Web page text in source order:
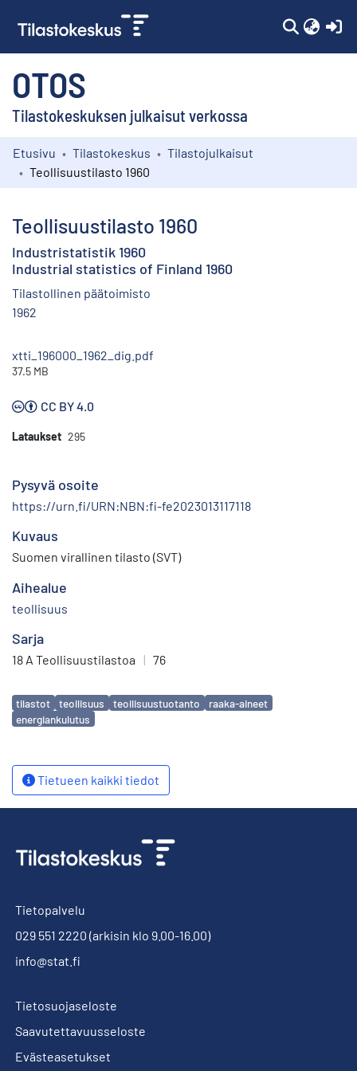
OTOS
Tilastokeskuksen julkaisut verkossa
Kokoelmat
Etusivu Tilastokeskus
Tilastojulkaisut
Teollisuustilasto 1960
Teollisuustilasto 1960
Industristatistik 1960
Industrial statistics of Finland 1960
Tilastollinen päätoimisto
1962
xtti_196000_1962_dig.pdf
37.5 MB
CC BY 4.0
Lataukset 295
Pysyvä osoite
https://urn.fi/URN:NBN:fi-fe2023013117118
Kuvaus
Suomen virallinen tilasto (SVT)
Aihealue
teollisuus
Sarja
18 A Teollisuustilastoa | 76
Avainsanat
tilastot teollisuus teollisuustuotanto
raaka-aineet
energiankulutus
Tietueen kaikki tiedot
Tietopalvelu
029 551 2220 (arkisin klo 9.00-16.00)
info@stat.fi
Tietosuojaseloste
Saavutettavuusseloste
Evästeasetukset